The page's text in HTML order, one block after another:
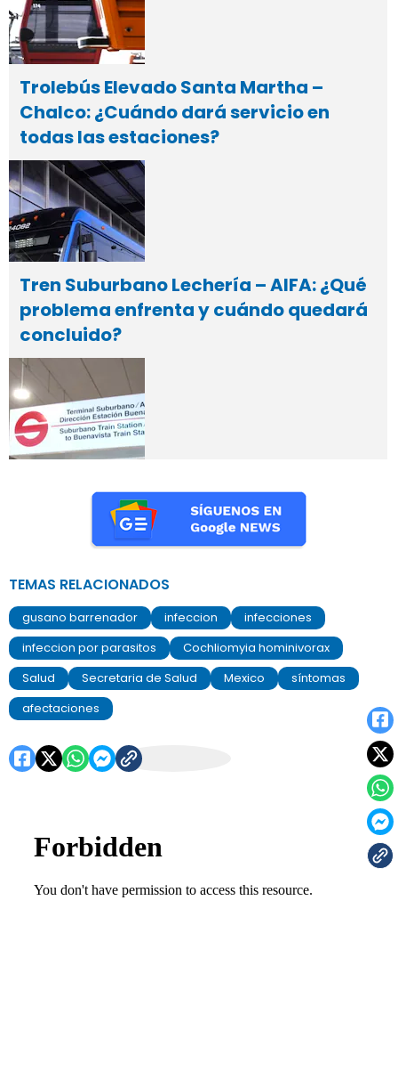
Trolebús Elevado Santa Martha –
Chalco: ¿Cuándo dará servicio en
todas las estaciones?
Tren Suburbano Lechería – AIFA: ¿Qué
problema enfrenta y cuándo quedará
concluido?
TEMAS RELACIONADOS
gusano barrenador infeccion
infecciones
infeccion por parasitos
Cochliomyia hominivorax
Salud
Secretaria de Salud Mexico
síntomas
afectaciones